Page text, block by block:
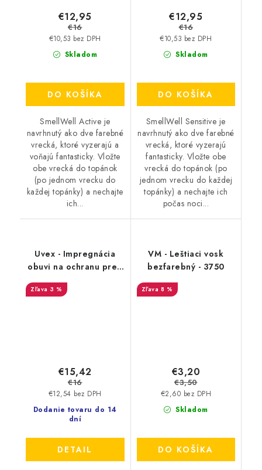
Skladom
€10,53 bez DPH
€12,95
€16
DO KOŠÍKA
SmellWell Active je
navrhnutý ako dve farebné
vrecká, ktoré vyzerajú a
voňajú fantasticky. Vložte
obe vrecká do topánok
(po jednom vrecku do
každej topánky) a nechajte
ich...
Skladom
€10,53 bez DPH
€12,95
€16
DO KOŠÍKA
SmellWell Sensitive je
navrhnutý ako dve farebné
vrecká, ktoré vyzerajú
fantasticky. Vložte obe
vrecká do topánok (po
jednom vrecku do každej
topánky) a nechajte ich
počas noci...
Uvex - Impregnácia
obuvi na ochranu pred
premočením a
škvrnami 100 ml
3 %
Dodanie tovaru do 14
dní
€12,54 bez DPH
€15,42
€16
DETAIL
VM - Leštiaci vosk
bezfarebný - 3750
8 %
Skladom
€2,60 bez DPH
€3,20
€3,50
DO KOŠÍKA